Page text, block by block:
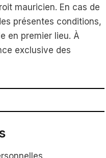
mauricien. En cas de
présentes conditions,
en premier lieu. À
exclusive des